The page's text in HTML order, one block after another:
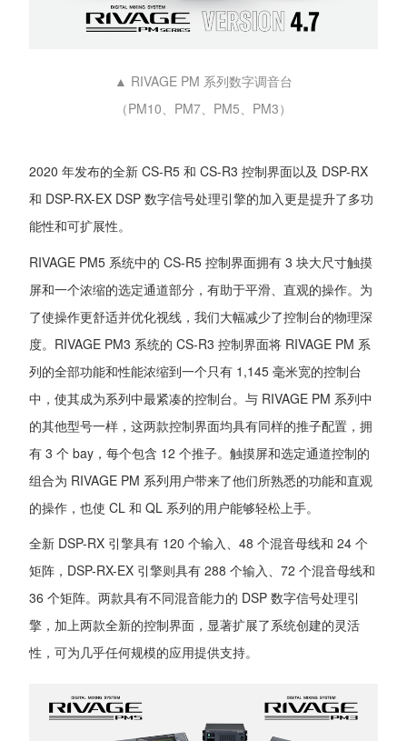
▲ RIVAGE PM 系列数字调音台
（PM10、PM7、PM5、PM3）
2020 年发布的全新 CS-R5 和 CS-R3 控制界面以及 DSP-RX
和 DSP-RX-EX DSP 数字信号处理引擎的加入更是提升了多功
能性和可扩展性。
RIVAGE PM5 系统中的 CS-R5 控制界面拥有 3 块大尺寸触摸
屏和一个浓缩的选定通道部分，有助于平滑、直观的操作。为
了使操作更舒适并优化视线，我们大幅减少了控制台的物理深
度。RIVAGE PM3 系统的 CS-R3 控制界面将 RIVAGE PM 系
列的全部功能和性能浓缩到一个只有 1,145 毫米宽的控制台
中，使其成为系列中最紧凑的控制台。与 RIVAGE PM 系列中
的其他型号一样，这两款控制界面均具有同样的推子配置，拥
有 3 个 bay，每个包含 12 个推子。触摸屏和选定通道控制的
组合为 RIVAGE PM 系列用户带来了他们所熟悉的功能和直观
的操作，也使 CL 和 QL 系列的用户能够轻松上手。
全新 DSP-RX 引擎具有 120 个输入、48 个混音母线和 24 个
矩阵，DSP-RX-EX 引擎则具有 288 个输入、72 个混音母线和
36 个矩阵。两款具有不同混音能力的 DSP 数字信号处理引
擎，加上两款全新的控制界面，显著扩展了系统创建的灵活
性，可为几乎任何规模的应用提供支持。